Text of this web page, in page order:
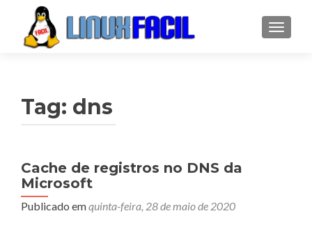
Tag: dns
Cache de registros no DNS da
Microsoft
Publicado emquinta-feira, 28 de maio de 2020